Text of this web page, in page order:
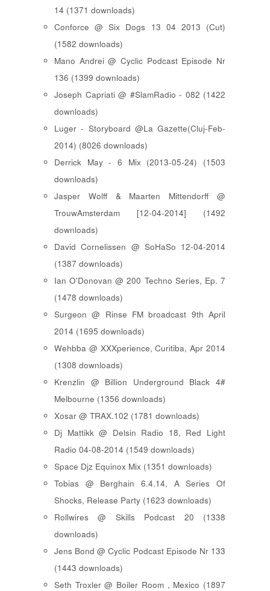
14 (1371 downloads)
Conforce @ Six Dogs 13 04 2013 (Cut)
(1582 downloads)
Mano Andrei @ Cyclic Podcast Episode Nr
136 (1399 downloads)
Joseph Capriati @ #SlamRadio - 082 (1422
downloads)
Luger - Storyboard @La Gazette(Cluj-Feb-
2014) (8026 downloads)
Derrick May - 6 Mix (2013-05-24) (1503
downloads)
Jasper Wolff & Maarten Mittendorff @
TrouwAmsterdam [12-04-2014] (1492
downloads)
David Cornelissen @ SoHaSo 12-04-2014
(1387 downloads)
Ian O'Donovan @ 200 Techno Series, Ep. 7
(1478 downloads)
Surgeon @ Rinse FM broadcast 9th April
2014 (1695 downloads)
Wehbba @ XXXperience, Curitiba, Apr 2014
(1308 downloads)
Krenzlin @ Billion Underground Black 4#
Melbourne (1356 downloads)
Xosar @ TRAX.102 (1781 downloads)
Dj Mattikk @ Delsin Radio 18, Red Light
Radio 04-08-2014 (1549 downloads)
Space Djz Equinox Mix (1351 downloads)
Tobias @ Berghain 6.4.14, A Series Of
Shocks, Release Party (1623 downloads)
Rollwires @ Skills Podcast 20 (1338
downloads)
Jens Bond @ Cyclic Podcast Episode Nr 133
(1443 downloads)
Seth Troxler @ Boiler Room , Mexico (1897